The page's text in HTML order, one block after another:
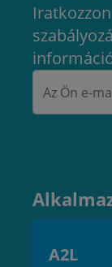
A2L